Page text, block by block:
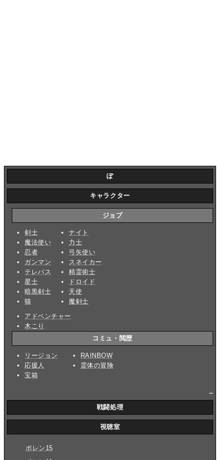
ぽ
キャラクター
ジョブ
剣士
魔法使い
忍者
ガンマン
テレパス
星士
暗黒剣士
猫
ナイト
力士
弓矢使い
スネイカー
精霊術士
ドロイド
天使
魔剣士
アドベンチャー
木こり
コミュ・閲歴
リージョン
応援人
宝箱
RAINBOW
霊体の冒険
戦闘処理
視聴室
ポレン15